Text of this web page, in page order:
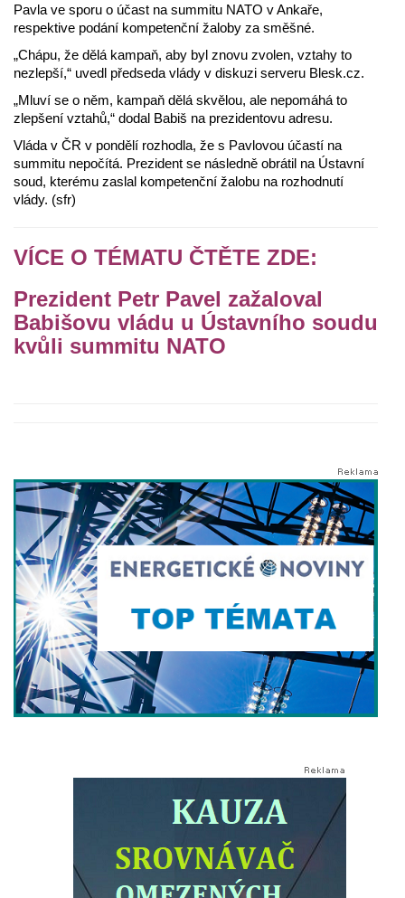
Pavla ve sporu o účast na summitu NATO v Ankaře,
respektive podání kompetenční žaloby za směšné.
„Chápu, že dělá kampaň, aby byl znovu zvolen, vztahy to
nezlepší,“ uvedl předseda vlády v diskuzi serveru Blesk.cz.
„Mluví se o něm, kampaň dělá skvělou, ale nepomáhá to
zlepšení vztahů,“ dodal Babiš na prezidentovu adresu.
Vláda v ČR v pondělí rozhodla, že s Pavlovou účastí na
summitu nepočítá. Prezident se následně obrátil na Ústavní
soud, kterému zaslal kompetenční žalobu na rozhodnutí
vlády. (sfr)
VÍCE O TÉMATU ČTĚTE ZDE:
Prezident Petr Pavel zažaloval
Babišovu vládu u Ústavního soudu
kvůli summitu NATO